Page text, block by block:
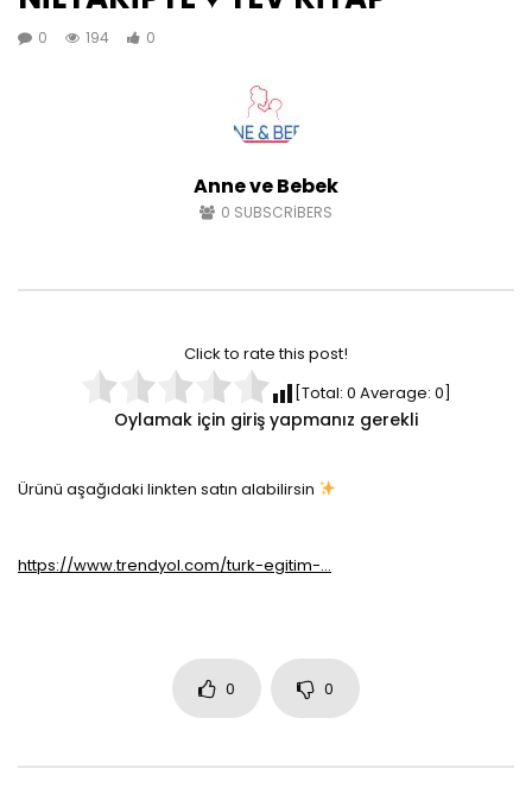
0 194 0
Anne ve Bebek
0 SUBSCRIBERS
Click to rate this post!
[Total: 0 Average: 0]
Oylamak için giriş yapmanız gerekli
Ürünü aşağıdaki linkten satın alabilirsin
https://www.trendyol.com/turk-egitim-…
0 0